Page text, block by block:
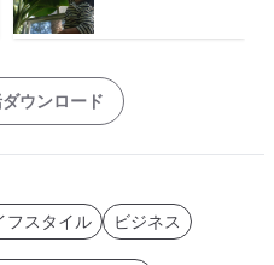
ウンロード
フスタイル ビジネス